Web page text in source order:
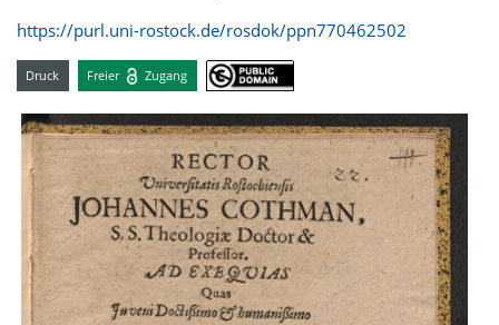
https://purl.uni-rostock.de/rosdok/ppn770462502
Druck Freier Zugang